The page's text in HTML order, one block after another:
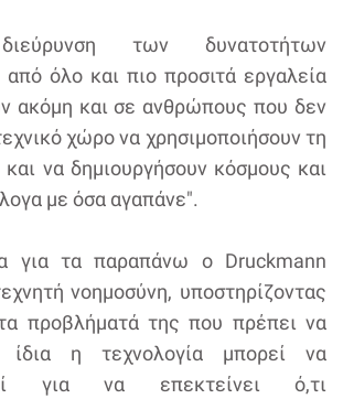
των δυνατοτήτων
από όλο και πιο προσιτά εργαλεία
ακόμη και σε ανθρώπους που δεν
χώρο να χρησιμοποιήσουν τη
να δημιουργήσουν κόσμους και
με όσα αγαπάνε".
για τα παραπάνω ο Druckmann
νοημοσύνη, υποστηρίζοντας
προβλήματά της που πρέπει να
ίδια η τεχνολογία μπορεί να
για να επεκτείνει ό,τι